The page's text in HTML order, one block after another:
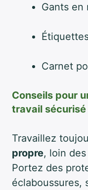
Gants en
Carnet
Conseils pour
travail sécurisé
Travaillez
propre, loin
Portez des
éclaboussures,